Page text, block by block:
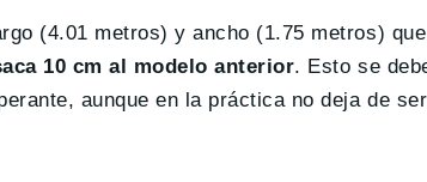
(4.01 metros) y ancho (1.75 metros)
10 cm al modelo anterior. Esto se
aunque en la práctica no deja de